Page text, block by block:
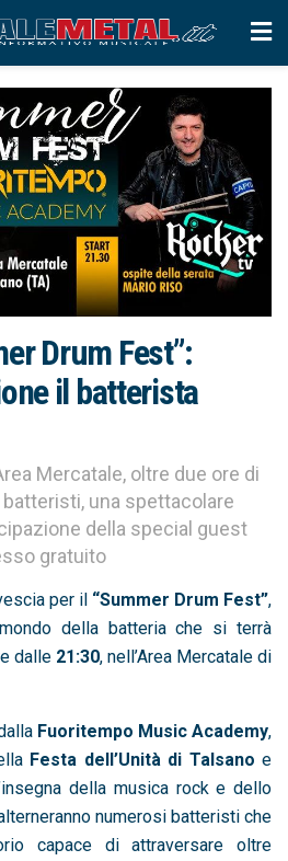
Drum Fest”:
il batterista
Mercatale, oltre due ore di
una spettacolare
della special guest
gratuito
per il “Summer Drum Fest”,
della batteria che si terrà
dalle 21:30, nell’Area Mercatale di
Fuoritempo Music Academy,
Festa dell’Unità di Talsano e
della musica rock e dello
numerosi batteristi che
capace di attraversare oltre